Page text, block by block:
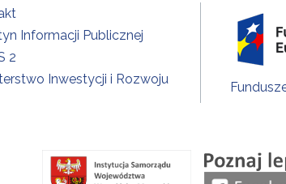
Informacji Publicznej
2
Inwestycji i Rozwoju